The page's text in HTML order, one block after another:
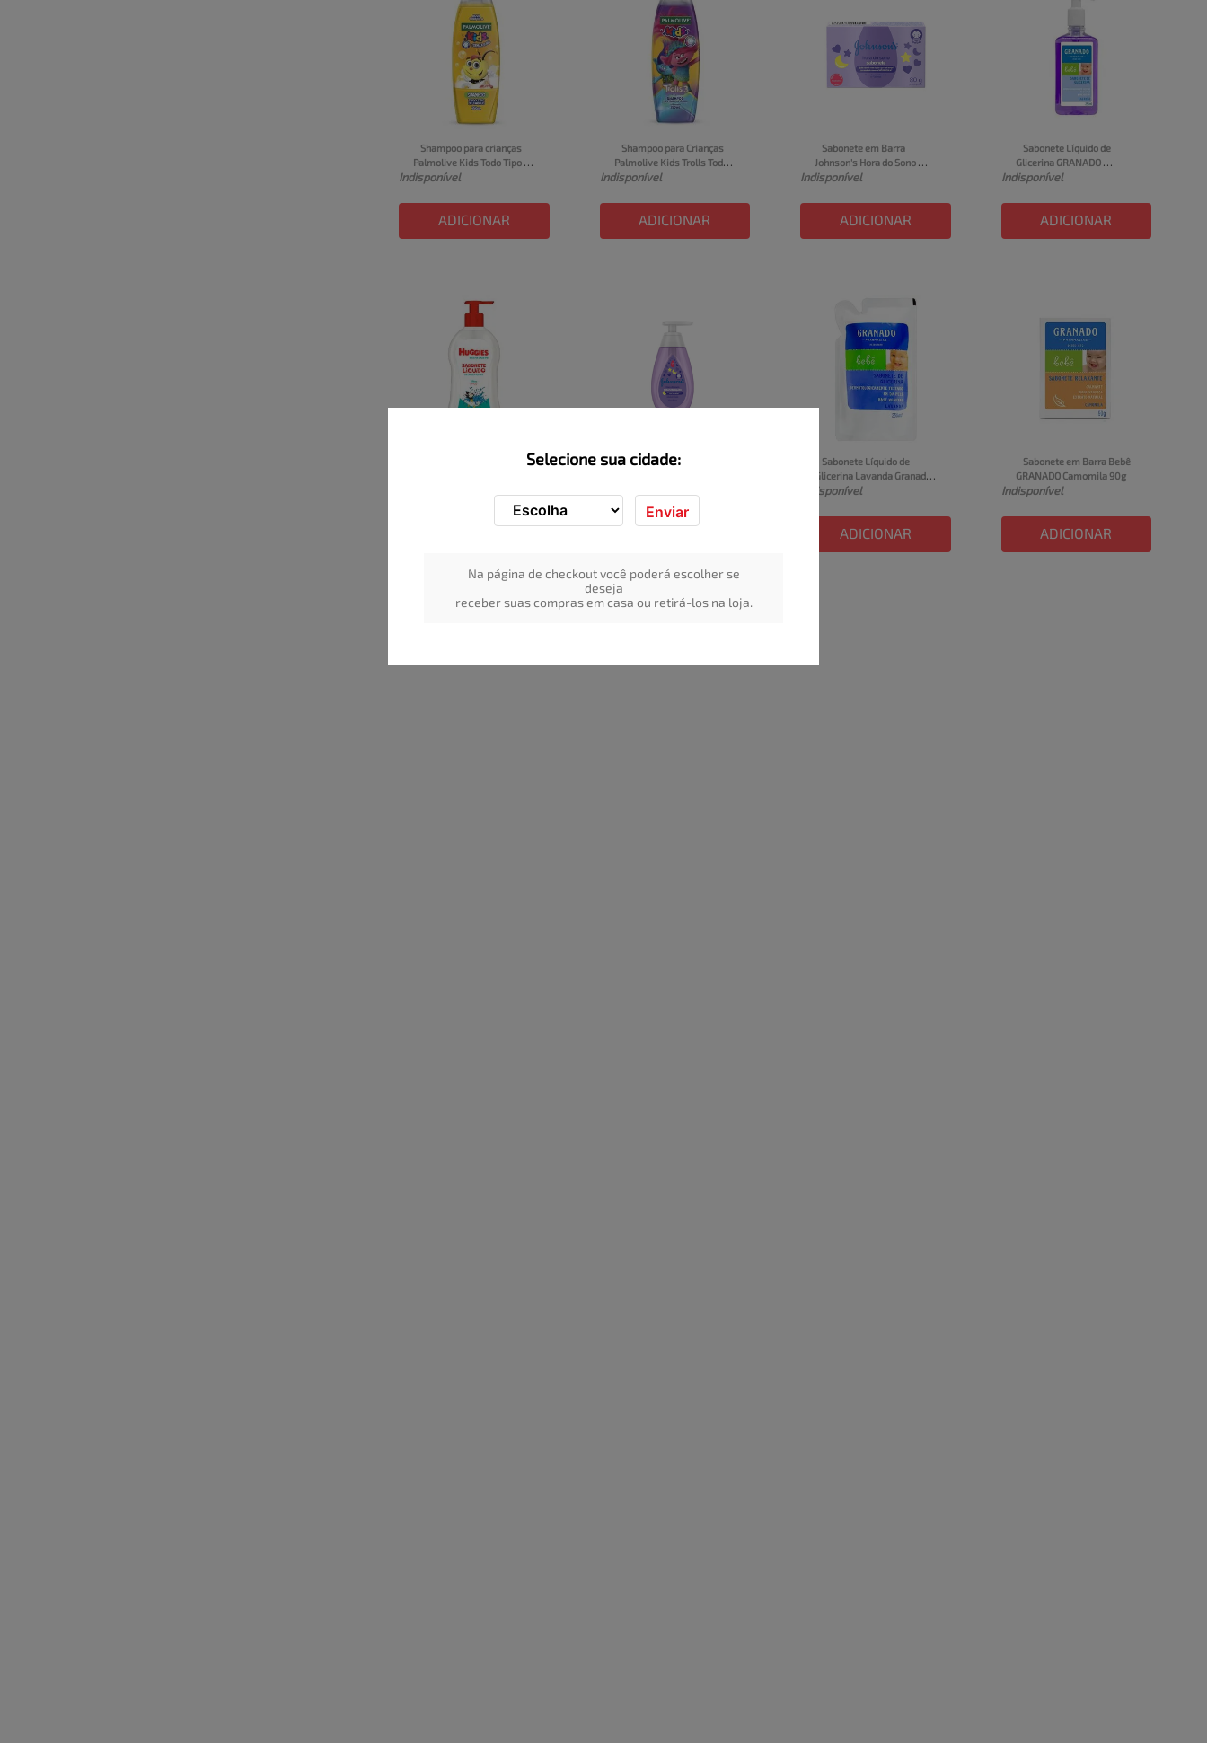
Selecione sua cidade:
Enviar
Na página de checkout você poderá escolher se
deseja
receber suas compras em casa ou retirá-los na loja.
Shampoo para crianças
Palmolive Kids Todo Tipo de
Cabelo 350ml
Indisponível
ADICIONAR
Shampoo para Crianças
Palmolive Kids Trolls Todos
os Tipos de Cabelo 350ml
Indisponível
ADICIONAR
Sabonete em Barra
Johnson's Hora do Sono
Caixa 80g
Indisponível
ADICIONAR
Sabonete Líquido de
Glicerina GRANADO
Lavanda Bebê Frasco
Indisponível
ADICIONAR
Sabonete Infantil Líquido
Sabonete Líquido Infantil
Sabonete Líquido de
Glicerina Lavanda Granado
Bebê Sachê 250ml Refil
Indisponível
ADICIONAR
Sabonete em Barra Bebê
GRANADO Camomila 90g
Indisponível
ADICIONAR